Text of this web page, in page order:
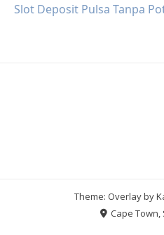
Slot Deposit Pulsa Tanpa
Theme: Overlay by
Cape